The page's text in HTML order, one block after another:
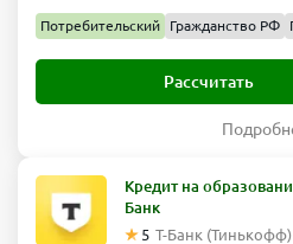
Потребительский Гражданство РФ
Рассчитать
Кредит на
Банк
5 Т-Банк (Тинькофф)